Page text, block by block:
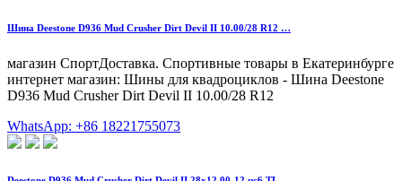
Шина Deestone D936 Mud Crusher Dirt Devil II 10.00/28 R12 …
магазин СпортДоставка. Спортивные товары в Екатеринбурге
интернет магазин: Шины для квадроциклов - Шина Deestone
D936 Mud Crusher Dirt Devil II 10.00/28 R12
WhatsApp: +86 18221755073